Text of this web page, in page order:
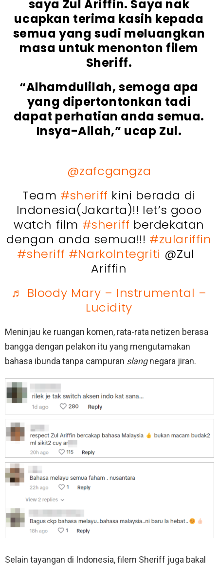
saya Zul Ariffin. Saya nak
ucapkan terima kasih kepada
semua yang sudi meluangkan
masa untuk menonton filem
Sheriff.
“Alhamdulilah, semoga apa
yang dipertontonkan tadi
dapat perhatian anda semua.
Insya-Allah,” ucap Zul.
@zafcgangza
Team #sheriff kini berada di
Indonesia(Jakarta)!! let’s gooo
watch film #sheriff berdekatan
dengan anda semua!!! #zulariffin
#sheriff #Narkolntegriti @Zul
Ariffin
♬ Bloody Mary – Instrumental –
Lucidity
Meninjau ke ruangan komen, rata-rata netizen berasa
bangga dengan pelakon itu yang mengutamakan
bahasa ibunda tanpa campuran slangnegara jiran.
Selain tayangan di Indonesia, filem Sheriff juga bakal